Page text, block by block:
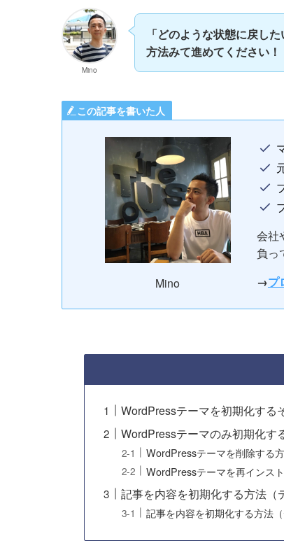
Mino
「どのような状態に戻し
方法みて進めてください！
この記事を書いた人
Mino
会社
負っ
→プ
WordPressテーマを初期化する
WordPressテーマのみ初期化す
WordPressテーマを削除する
WordPressテーマを再インス
記事を内容を初期化する方法（
記事を内容を初期化する方法（